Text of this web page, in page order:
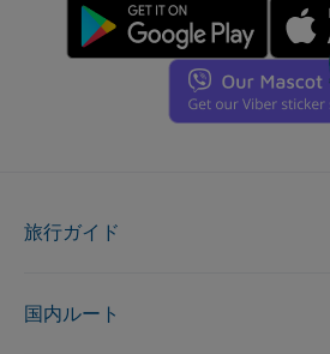
旅行ガイド
国内ルート